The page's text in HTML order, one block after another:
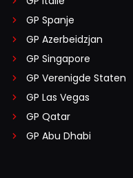
GP Spanje
GP Azerbeidzjan
GP Singapore
GP Verenigde Staten
GP Las Vegas
GP Qatar
GP Abu Dhabi